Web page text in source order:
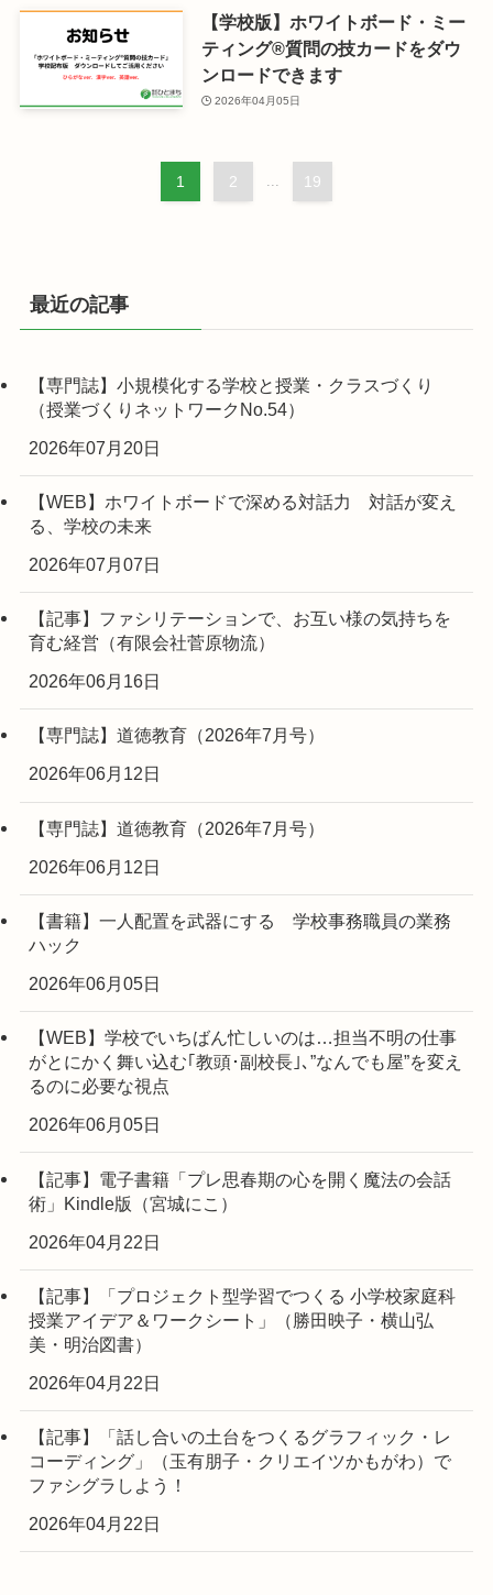
【学校版】ホワイトボード・ミー
ティング®︎質問の技カードをダウ
ンロードできます
2026年04月05日
1 2 ... 19
最近の記事
【専門誌】小規模化する学校と授業・クラスづくり
（授業づくりネットワークNo.54）
2026年07月20日
【WEB】ホワイトボードで深める対話力 対話が変え
る、学校の未来
2026年07月07日
【記事】ファシリテーションで、お互い様の気持ちを
育む経営（有限会社菅原物流）
2026年06月16日
【専門誌】道徳教育（2026年7月号）
2026年06月12日
【専門誌】道徳教育（2026年7月号）
2026年06月12日
【書籍】一人配置を武器にする 学校事務職員の業務
ハック
2026年06月05日
【WEB】学校でいちばん忙しいのは…担当不明の仕事
がとにかく舞い込む｢教頭･副校長｣､”なんでも屋”を変え
るのに必要な視点
2026年06月05日
【記事】電子書籍「プレ思春期の心を開く魔法の会話
術」Kindle版（宮城にこ）
2026年04月22日
【記事】「プロジェクト型学習でつくる 小学校家庭科
授業アイデア＆ワークシート」（勝田映子・横山弘
美・明治図書）
2026年04月22日
【記事】「話し合いの土台をつくるグラフィック・レ
コーディング」（玉有朋子・クリエイツかもがわ）で
ファシグラしよう！
2026年04月22日